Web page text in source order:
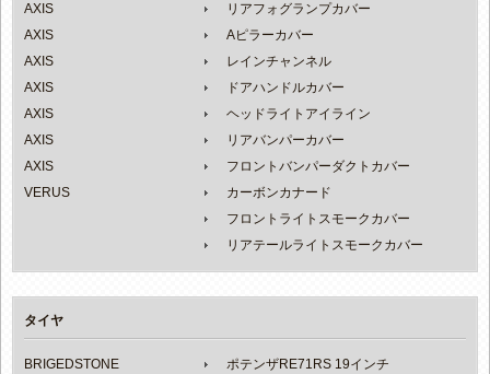
AXIS
リアフォグランプカバー
AXIS
Aピラーカバー
AXIS
レインチャンネル
AXIS
ドアハンドルカバー
AXIS
ヘッドライトアイライン
AXIS
リアバンパーカバー
AXIS
フロントバンパーダクトカバー
VERUS
カーボンカナード
フロントライトスモークカバー
リアテールライトスモークカバー
タイヤ
BRIGEDSTONE ポテンザRE71RS 19インチ